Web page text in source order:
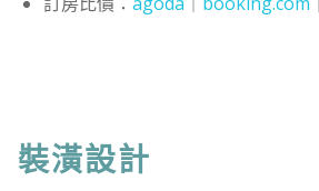
裝潢設計